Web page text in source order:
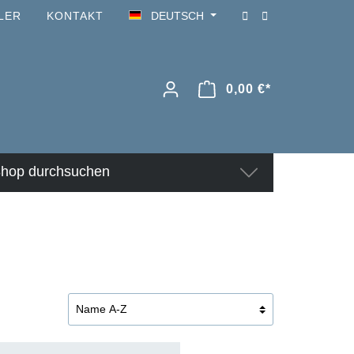
KONTAKT DEUTSCH
0,00 €*
durchsuchen